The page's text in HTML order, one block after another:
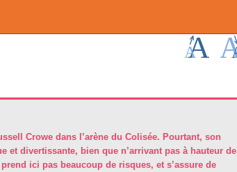
Crowe dans l’arène du Colisée. Pourtant, son
et divertissante, bien que n’arrivant pas à hauteur de
ici pas beaucoup de risques, et s’assure de